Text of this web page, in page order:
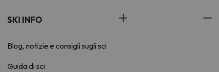
SKI INFO
Blog, notizie e consigli sugli sci
Guida di sci